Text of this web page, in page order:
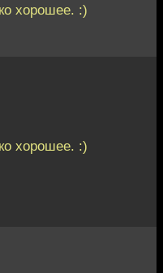
хорошее. :)
хорошее. :)